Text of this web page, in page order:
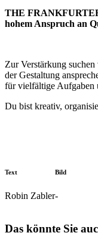
THE
hohem Anspruch an
Zur Verstärkung
der Gestaltung
für vielfältige Aufgaben
Du bist kreativ,
Text
Robin Zabler
Bild
-
Das könnte Sie